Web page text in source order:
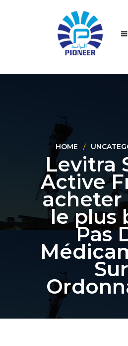
HOME
Levitra
Active
acheter
le plus
Pas
Sur